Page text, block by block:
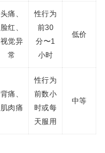
头痛、
脸红、
视觉异
常
性行为
前30
分〜1
小时
低价
背痛、
肌肉痛
性行为
前数小
时或每
天服用
中等